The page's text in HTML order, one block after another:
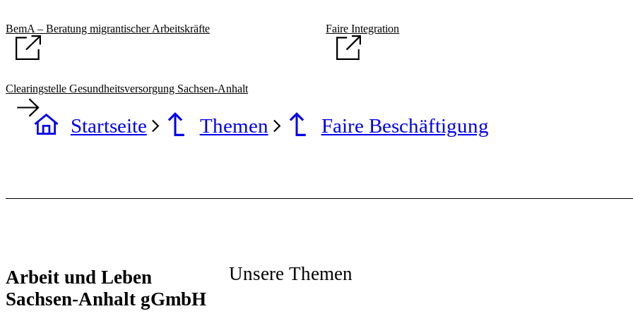
BemA – Beratung migrantischer Arbeitskräfte Faire Integration
Clearingstelle Gesundheitsversorgung Sachsen-Anhalt
Startseite Themen Faire Beschäftigung
Arbeit und Leben
Sachsen-Anhalt gGmbH
Unsere Themen